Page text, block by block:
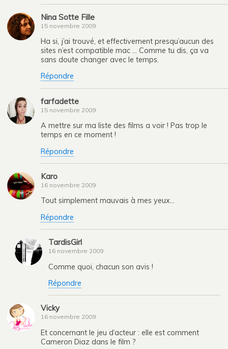
Nina Sotte Fille
15 novembre 2009
Ha si, j’ai trouvé, et effectivement presqu’aucun des
sites n’est compatible mac … Comme tu dis, ça va
sans doute changer avec le temps.
Répondre
farfadette
15 novembre 2009
A mettre sur ma liste des films a voir ! Pas trop le
temps en ce moment !
Répondre
Karo
16 novembre 2009
Tout simplement mauvais à mes yeux…
Répondre
TardisGirl
16 novembre 2009
Comme quoi, chacun son avis !
Répondre
Vicky
16 novembre 2009
Et concernant le jeu d’acteur : elle est comment
Cameron Diaz dans le film ?